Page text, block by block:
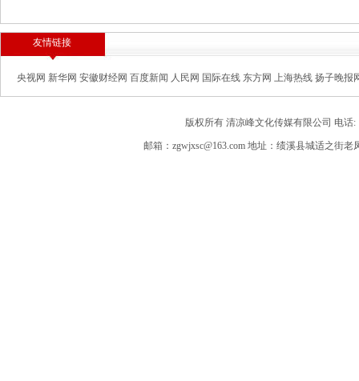
友情链接
央视网 新华网 安徽财经网 百度新闻 人民网 国际在线 东方网 上海热线 扬子晚报
版权所有 清凉峰文化传媒有限公司 电话:
邮箱：zgwjxsc@163.com 地址：绩溪县城适之街